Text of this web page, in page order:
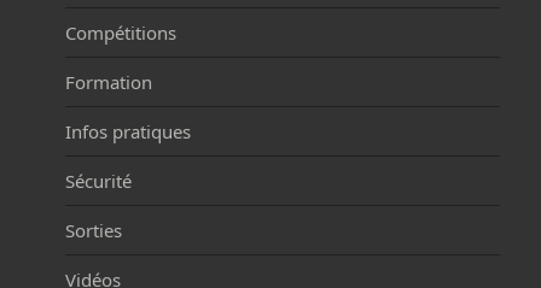
Compétitions
Formation
Infos pratiques
Sécurité
Sorties
Vidéos